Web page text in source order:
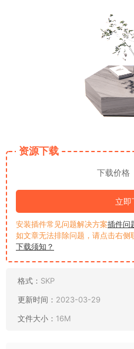
资源下载
下载价格
立即
安装插件常见问题解决方案插件问
如文章无法排除问题，请点击右侧
下载须知？
格式： SKP
更新时间： 2023-03-29
文件大小： 16M